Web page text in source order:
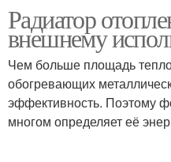
Радиатор
внешнему
Чем больше площадь
обогревающих
эффективность. Поэтому
многом определяет её